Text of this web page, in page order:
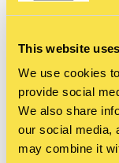
This website
We use cookies
provide social
We also share
our social media,
may combine it
werden kann,
Content-
unendliches
Möglichkeit ist,